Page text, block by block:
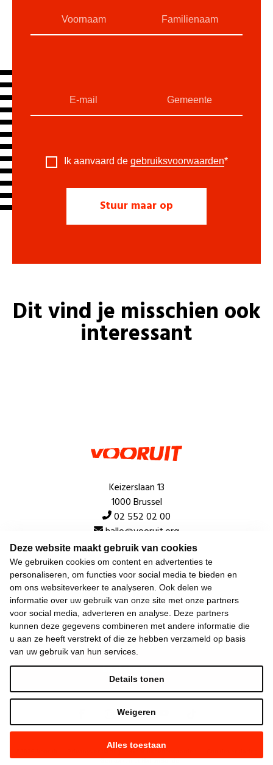
Deze website maakt gebruik van cookies
We gebruiken cookies om content en advertenties te
personaliseren, om functies voor social media te bieden en
om ons websiteverkeer te analyseren. Ook delen we
informatie over uw gebruik van onze site met onze partners
voor social media, adverteren en analyse. Deze partners
kunnen deze gegevens combineren met andere informatie die
u aan ze heeft verstrekt of die ze hebben verzameld op basis
van uw gebruik van hun services.
Alles toestaan
Weigeren
Details tonen
Ik aanvaard de gebruiksvoorwaarden*
Dit vind je misschien ook
interessant
Keizerslaan 13
1000 Brussel
02 552 02 00
hallo@vooruit.org
Snel
Over de beweging
Algemeen
Laatste nieuws
—Gemaakt met NationBuilder